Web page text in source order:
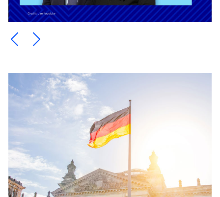
Ein Element zurück blättern
Ein Element weiter blättern